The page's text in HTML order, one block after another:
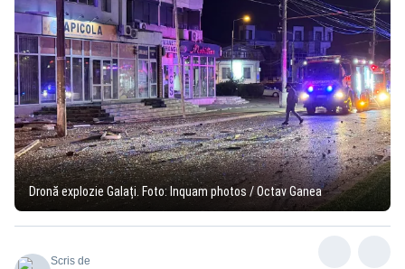
Dronă explozie Galați. Foto: Inquam photos / Octav Ganea
Scris de